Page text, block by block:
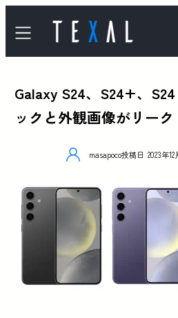
Galaxy S24、S24+、
ックと外観画像がリーク
masapoco投稿日 2023年12